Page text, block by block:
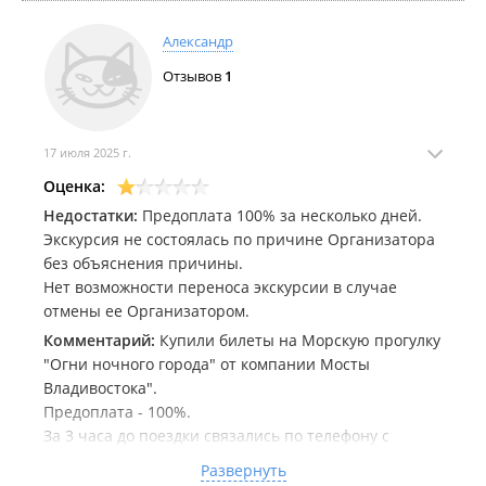
Александр
Отзывов 1
17 июля 2025 г.
Оценка:
Недостатки: Предоплата 100% за несколько дней.
Экскурсия не состоялась по причине Организатора
без объяснения причины.
Нет возможности переноса экскурсии в случае
отмены ее Организатором.
Комментарий: Купили билеты на Морскую прогулку
"Огни ночного города" от компании Мосты
Владивостока".
Предоплата - 100%.
За 3 часа до поездки связались по телефону с
Развернуть